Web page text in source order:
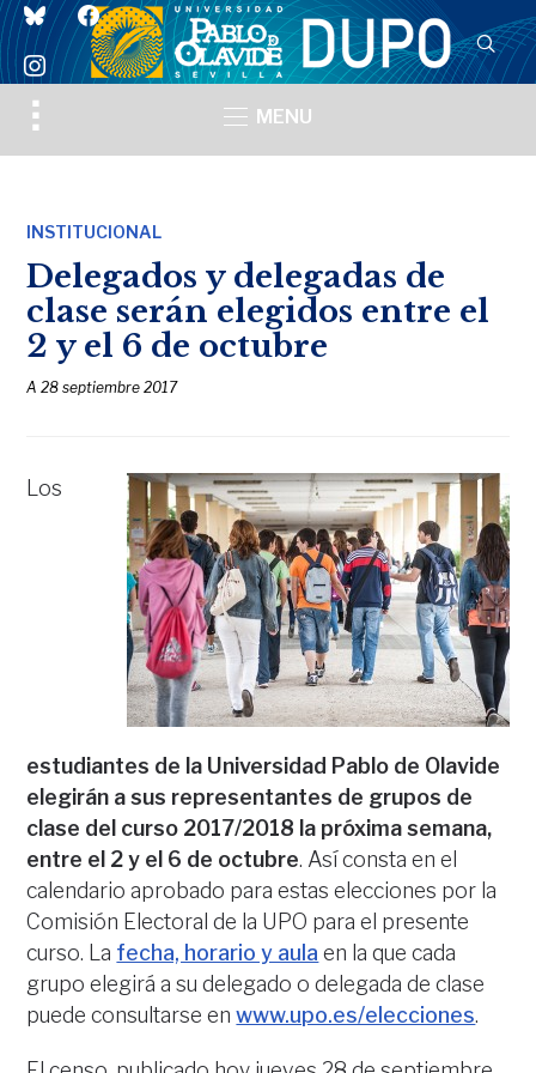
blueskyfacebook
instagram
Toggle
sidebar
MENU
INSTITUCIONAL
Delegados y delegadas de
clase serán elegidos entre el
2 y el 6 de octubre
A28 septiembre 2017
Los
estudiantes de la Universidad Pablo de Olavide
elegirán a sus representantes de grupos de
clase del curso 2017/2018 la próxima semana,
entre el 2 y el 6 de octubre. Así consta en el
calendario aprobado para estas elecciones por la
Comisión Electoral de la UPO para el presente
curso. La fecha, horario y aula en la que cada
grupo elegirá a su delegado o delegada de clase
puede consultarse enwww.upo.es/elecciones.